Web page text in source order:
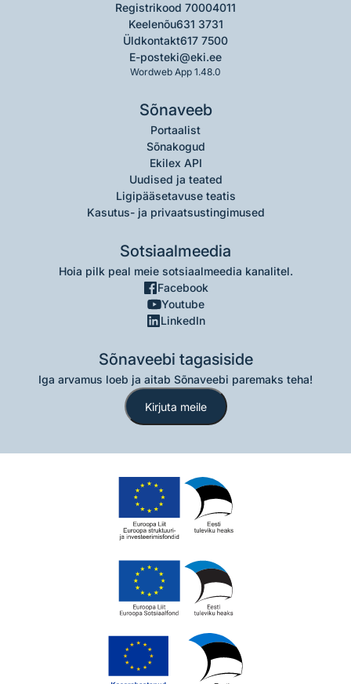
Registrikood 70004011
Keelenõu631 3731
Üldkontakt617 7500
E-posteki@eki.ee
Wordweb App 1.48.0
Sõnaveeb
Portaalist
Sõnakogud
Ekilex API
Uudised ja teated
Ligipääsetavuse teatis
Kasutus- ja privaatsustingimused
Sotsiaalmeedia
Hoia pilk peal meie sotsiaalmeedia kanalitel.
Facebook
Youtube
LinkedIn
Sõnaveebi tagasiside
Iga arvamus loeb ja aitab Sõnaveebi paremaks teha!
Kirjuta meile